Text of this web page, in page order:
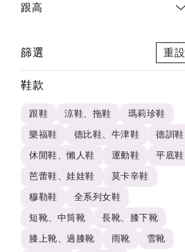
跟高
篩選 重設
鞋款
跟鞋 涼鞋、拖鞋
瑪莉珍鞋
樂福鞋
德比鞋、牛津鞋
德訓鞋
休閒鞋、懶人鞋
運動鞋
平底鞋
芭蕾鞋、娃娃鞋
莫卡辛鞋
穆勒鞋
全系列女鞋
短靴、中筒靴
長靴、膝下靴
膝上靴、過膝靴
雨靴
雪靴